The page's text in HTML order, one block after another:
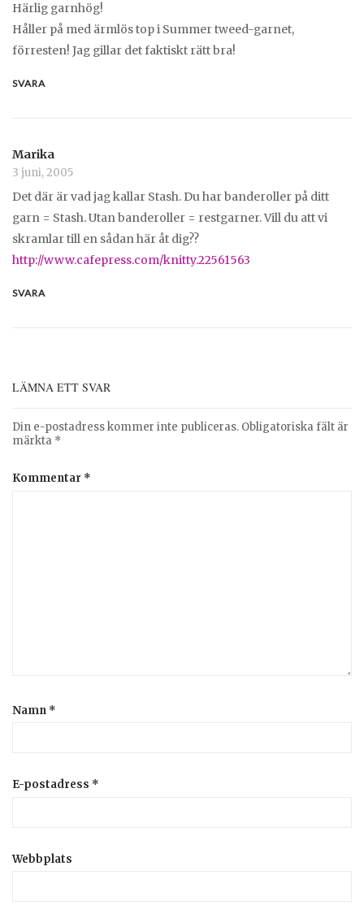
Härlig garnhög!
Håller på med ärmlös top i Summer tweed-garnet,
förresten! Jag gillar det faktiskt rätt bra!
SVARA
Marika
3 juni, 2005
Det där är vad jag kallar Stash. Du har banderoller på ditt
garn = Stash. Utan banderoller = restgarner. Vill du att vi
skramlar till en sådan här åt dig??
http://www.cafepress.com/knitty.22561563
SVARA
LÄMNA ETT SVAR
Din e-postadress kommer inte publiceras. Obligatoriska fält är
märkta *
Kommentar *
Namn *
E-postadress *
Webbplats